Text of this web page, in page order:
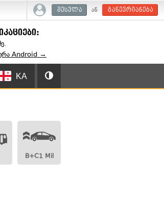
შესვლა ან გაწევრიანება
Android →
KA
B+C1 Mil